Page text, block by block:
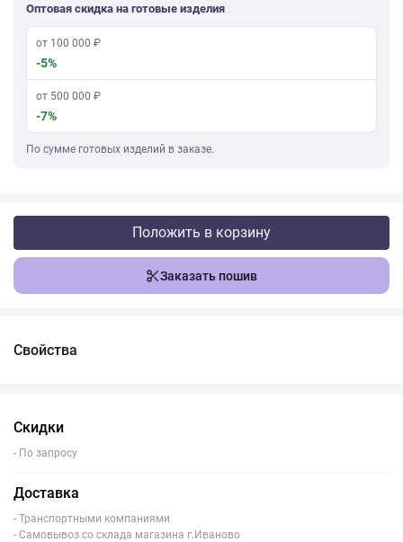
Оптовая скидка на готовые изделия
от 100 000 ₽
-5%
от 500 000 ₽
-7%
По сумме готовых изделий в заказе.
Положить в корзину
Заказать пошив
Свойства
Скидки
- По запросу
Доставка
- Транспортными компаниями
- Самовывоз со склада магазина г.Иваново